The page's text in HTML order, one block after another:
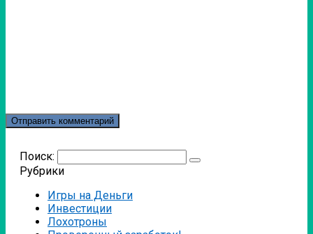
Поиск:
Рубрики
Игры на Деньги
Инвестиции
Лохотроны